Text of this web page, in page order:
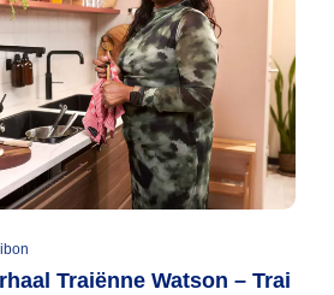
Traiënne Watson – Trai